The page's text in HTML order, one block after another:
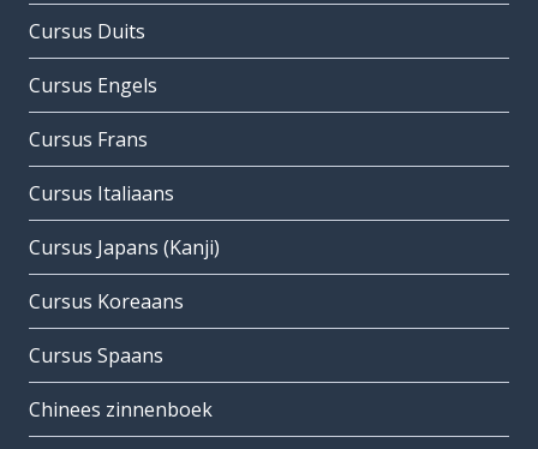
Cursus Duits
Cursus Engels
Cursus Frans
Cursus Italiaans
Cursus Japans (Kanji)
Cursus Koreaans
Cursus Spaans
Chinees zinnenboek